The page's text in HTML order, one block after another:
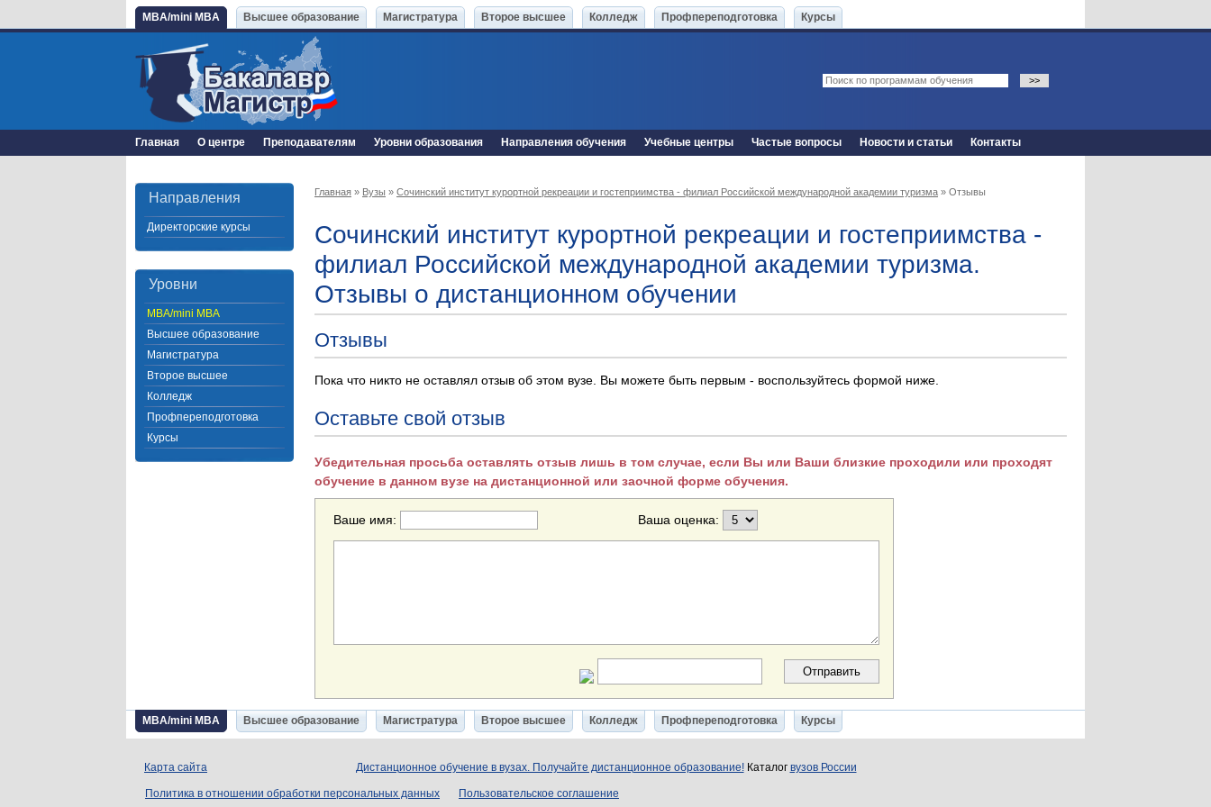
MBA/mini MBA Высшее образование Магистратура Второе высшее Колледж Профпереподготовка Курсы
Главная О центре Преподавателям Уровни образования Направления обучения Учебные центры Частые вопросы Новости и статьи Контакты
Направления
Директорские курсы
Уровни
MBA/mini MBA
Высшее образование
Магистратура
Второе высшее
Колледж
Профпереподготовка
Курсы
Главная » Вузы » Сочинский институт курортной рекреации и гостеприимства - филиал Российской международной академии туризма » Отзывы
Сочинский институт курортной рекреации и гостеприимства -
филиал Российской международной академии туризма.
Отзывы о дистанционном обучении
Отзывы
Пока что никто не оставлял отзыв об этом вузе. Вы можете быть первым - воспользуйтесь формой ниже.
Оставьте свой отзыв
Убедительная просьба оставлять отзыв лишь в том случае, если Вы или Ваши близкие проходили или проходят
обучение в данном вузе на дистанционной или заочной форме обучения.
Ваше имя: Ваша оценка:
MBA/mini MBA Высшее образование Магистратура Второе высшее Колледж Профпереподготовка Курсы
Карта сайта Дистанционное обучение в вузах. Получайте дистанционное образование!Каталог вузов России
Политика в отношении обработки персональных данных Пользовательское соглашение